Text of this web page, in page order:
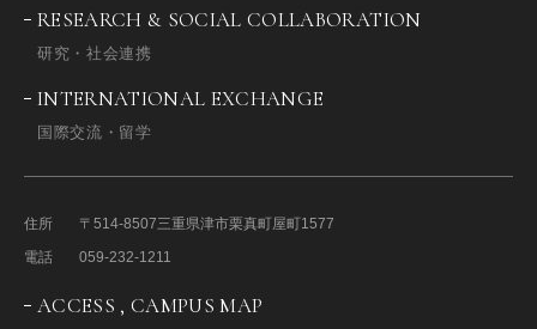
RESEARCH & SOCIAL COLLABORATION
研究・社会連携
INTERNATIONAL EXCHANGE
国際交流・留学
住所 〒514-8507三重県津市栗真町屋町1577
電話
059-232-1211
ACCESS , CAMPUS MAP